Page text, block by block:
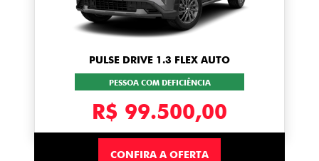
PULSE DRIVE 1.3 FLEX AUTO
PESSOA COM DEFICIÊNCIA
R$ 99.500,00
CONFIRA A OFERTA